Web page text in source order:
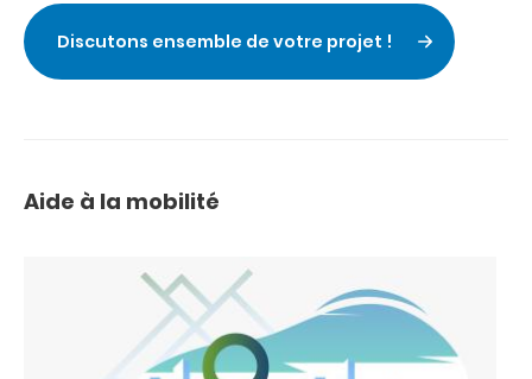
Discutons ensemble de votre projet !
Titre
Aide à la mobilité